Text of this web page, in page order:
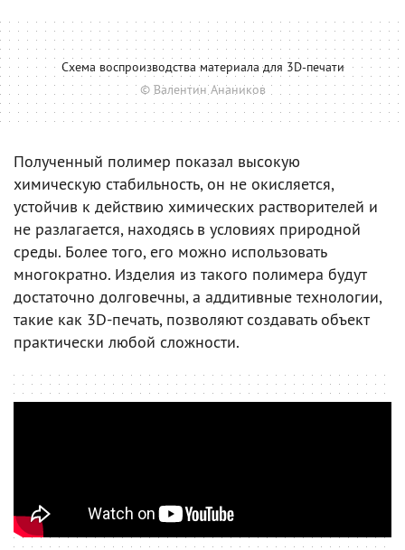
Схема воспроизводства материала для 3D-печати
© Валентин Анаников
Полученный полимер показал высокую
химическую стабильность, он не окисляется,
устойчив к действию химических растворителей и
не разлагается, находясь в условиях природной
среды. Более того, его можно использовать
многократно. Изделия из такого полимера будут
достаточно долговечны, а аддитивные технологии,
такие как 3D-печать, позволяют создавать объект
практически любой сложности.